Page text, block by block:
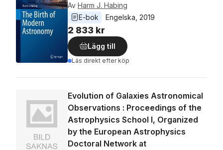
Av Harm J. Habing
E-bok
Engelska 2019
2 833 kr
Lägg till
Läs direkt efter köp
Evolution of Galaxies Astronomical
Observations : Proceedings of the
Astrophysics School I, Organized
by the European Astrophysics
Doctoral Network at